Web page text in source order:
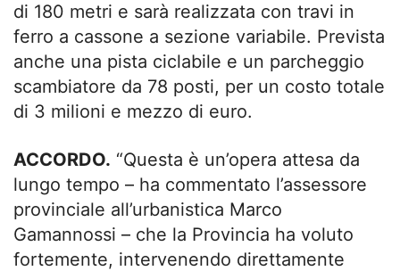
di 180 metri e sarà realizzata con travi in
ferro a cassone a sezione variabile. Prevista
anche una pista ciclabile e un parcheggio
scambiatore da 78 posti, per un costo totale
di 3 milioni e mezzo di euro.
ACCORDO. “Questa è un’opera attesa da
lungo tempo – ha commentato l’assessore
provinciale all’urbanistica Marco
Gamannossi – che la Provincia ha voluto
fortemente, intervenendo direttamente